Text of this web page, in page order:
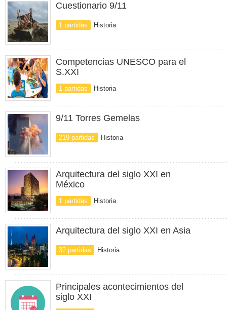
Cuestionario 9/11
1 partidas Historia
Competencias UNESCO para el
S.XXI
1 partidas Historia
9/11 Torres Gemelas
219 partidas Historia
Arquitectura del siglo XXI en
México
1 partidas Historia
Arquitectura del siglo XXI en Asia
32 partidas Historia
Principales acontecimientos del
siglo XXI